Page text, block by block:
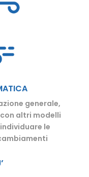
generale,
altri modelli
le